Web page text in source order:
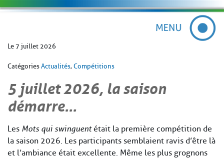
Le 7 juillet 2026
Catégories Actualités, Compétitions
5 juillet 2026, la saison
démarre…
Les Mots qui swinguentétait la première compétition de
la saison 2026. Les participants semblaient ravis d’être là
et l’ambiance était excellente. Même les plus grognons